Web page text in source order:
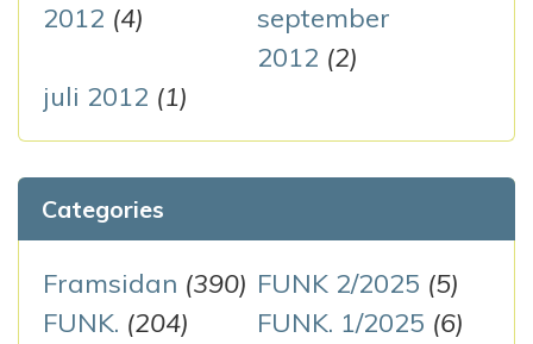
2012 (4)
september
2012 (2)
juli 2012 (1)
Categories
Framsidan (390) FUNK 2/2025 (5)
FUNK. (204)
FUNK. 1/2025 (6)